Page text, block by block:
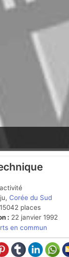
Corée du Sud
15042 places
: 22 janvier 1992
en commun